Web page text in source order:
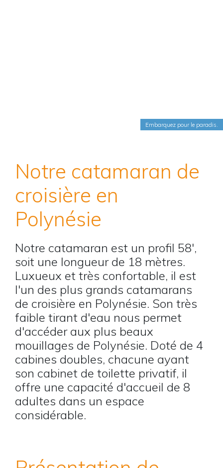
Embarquez pour le paradis.
Notre catamaran de
croisière en
Polynésie
Notre catamaran est un profil 58',
soit une longueur de 18 mètres.
Luxueux et très confortable, il est
l'un des plus grands catamarans
de croisière en Polynésie. Son très
faible tirant d'eau nous permet
d'accéder aux plus beaux
mouillages de Polynésie. Doté de 4
cabines doubles, chacune ayant
son cabinet de toilette privatif, il
offre une capacité d'accueil de 8
adultes dans un espace
considérable.